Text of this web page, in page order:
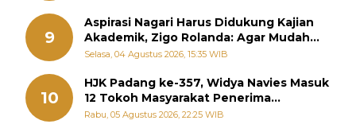
9
Aspirasi Nagari Harus Didukung Kajian
Akademik, Zigo Rolanda: Agar Mudah
Diperjuangkan di Kementerian
Selasa, 04 Agustus 2026, 15:35 WIB
10
HJK Padang ke-357, Widya Navies Masuk
12 Tokoh Masyarakat Penerima
Penghargaan Pemko Padang
Rabu, 05 Agustus 2026, 22:25 WIB